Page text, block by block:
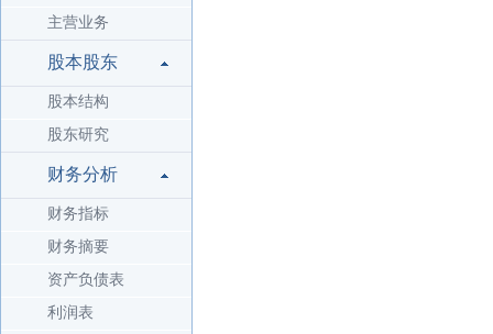
主营业务
股本股东
股本结构
股东研究
财务分析
财务指标
财务摘要
资产负债表
利润表